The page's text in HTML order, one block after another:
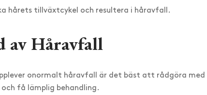
hårets tillväxtcykel och resultera i håravfall.
av Håravfall
onormalt håravfall är det bäst att rådgöra med
få lämplig behandling.